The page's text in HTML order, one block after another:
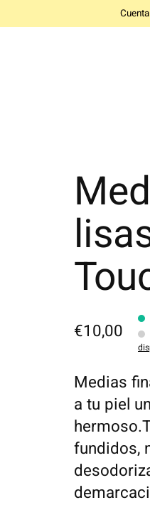
Cuenta
€10,00
Medias
a tu piel
fundidos,